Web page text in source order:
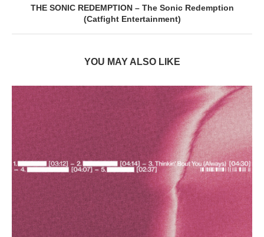
THE SONIC REDEMPTION – The Sonic Redemption
(Catfight Entertainment)
YOU MAY ALSO LIKE